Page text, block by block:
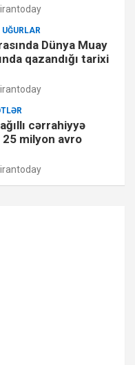
irantoday
Dünya Muay
qazandığı tarixi
irantoday
cərrahiyyə
25 milyon avro
irantoday